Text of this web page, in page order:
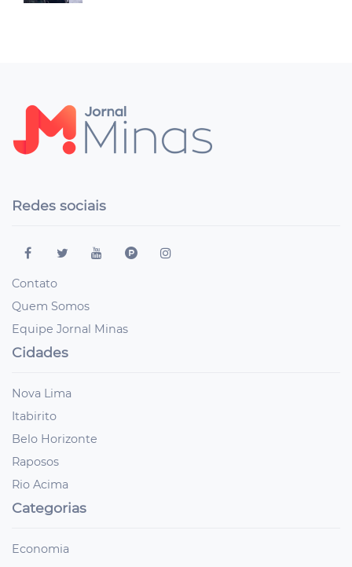
Redes sociais
Contato
Quem Somos
Equipe Jornal Minas
Cidades
Nova Lima
Itabirito
Belo Horizonte
Raposos
Rio Acima
Categorias
Economia